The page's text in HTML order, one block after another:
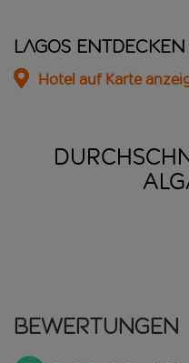
Lagos entdecken
Hotel auf Karte
Bewertungen